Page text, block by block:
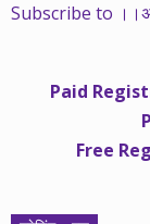
महंगाई की दर 10
साढ़े चार सालों से
भलीभांति
में फंस गए।
Subscribe to
Paid
Free